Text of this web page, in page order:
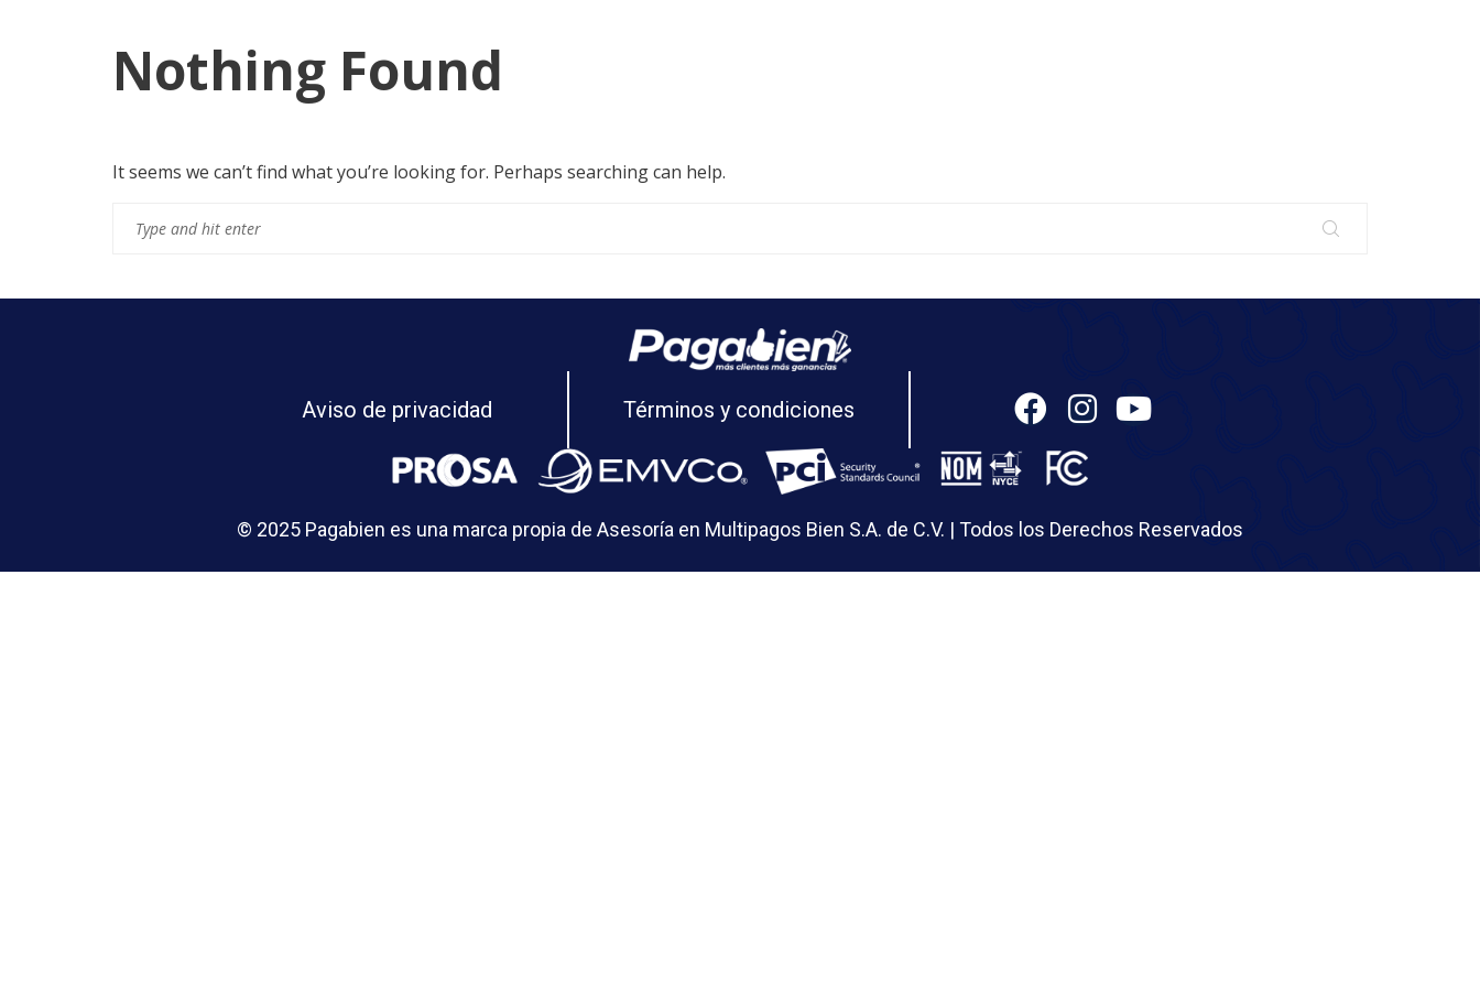
Nothing Found
It seems we can’t find what you’re looking for. Perhaps searching can help.
Aviso de privacidad Términos y condiciones
© 2025 Pagabien es una marca propia de Asesoría en Multipagos Bien S.A. de C.V. | Todos los Derechos Reservados